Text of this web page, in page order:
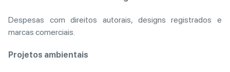
Despesas com direitos autorais, designs registrados e
marcas comerciais.
Projetos ambientais